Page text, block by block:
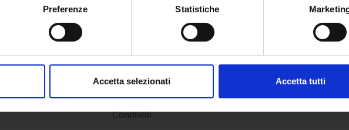
sulla tua posizione geografica, con un'approssimazione di qualche metro,
in qualsiasi momento dalla Dichiarazione sui cookie.
e social media, i quali potrebbero combinarle con altre informazioni che hai fornito
Preferenze Statistiche
Accetta selezionati Accetta tutti
Condividi